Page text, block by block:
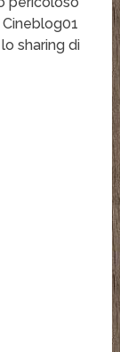
sharing di